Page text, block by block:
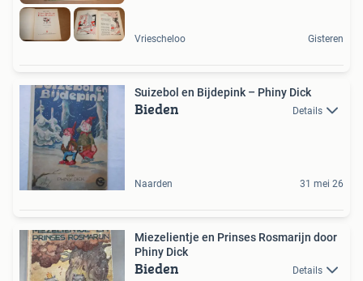
Vriescheloo Gisteren
Suizebol en Bijdepink – Phiny Dick
Bieden Details
Naarden 31 mei 26
Miezelientje en Prinses Rosmarijn door
Phiny Dick
Bieden Details